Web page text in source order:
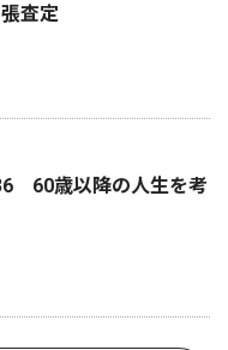
査定
60歳以降の人生を考